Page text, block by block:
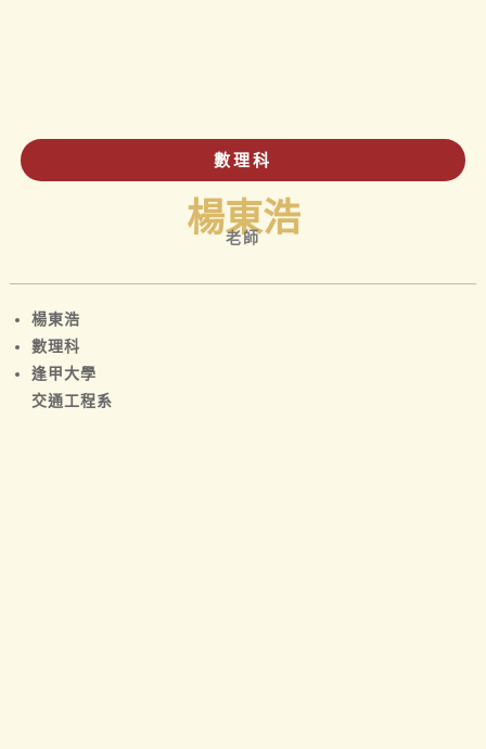
數理科
楊東浩
老師
楊東浩
數理科
逢甲大學
交通工程系